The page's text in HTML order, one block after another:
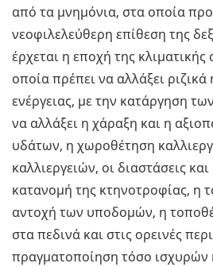
από τα μνημόνια, στα οποία
νεοφιλελεύθερη επίθεση της
έρχεται η εποχή της
οποία πρέπει να αλλάξει
ενέργειας, με την κατάργηση
να αλλάξει η χάραξη και η
υδάτων, η χωροθέτηση
καλλιεργειών, οι διαστάσεις
κατανομή της κτηνοτροφίας, η
αντοχή των υποδομών, η
στα πεδινά και στις ορεινές
πραγματοποίηση τόσο ισχυρών